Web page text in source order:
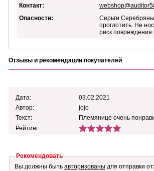
Контакт:
Опасности:
Серьги
проглотить. Не
риск повреждения
Отзывы и рекомендации покупателей
Дата:
03.02.2021
Автор:
jojo
Текст:
Племянице очень
Рейтинг:
Рекомендовать
Вы должны быть авторизованы для отправки